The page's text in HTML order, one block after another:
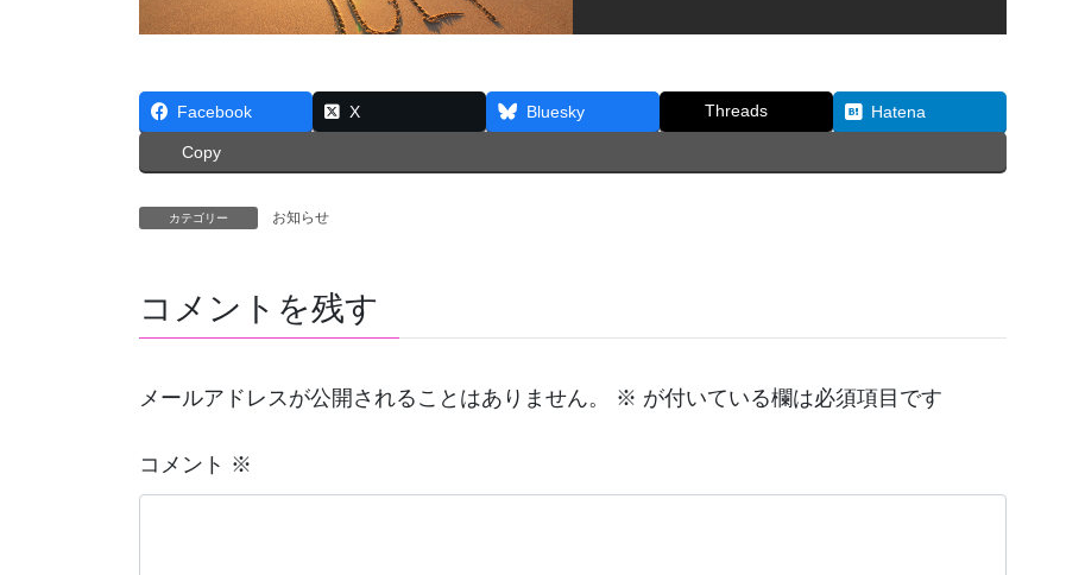
Facebook X Bluesky Threads Hatena
Copy
カテゴリー お知らせ
コメントを残す
メールアドレスが公開されることはありません。 ※ が付いている欄は必須項目です
コメント ※